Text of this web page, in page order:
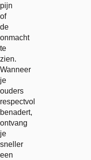
pijn
of
de
onmacht
te
zien.
Wanneer
je
ouders
respectvol
benadert,
ontvang
je
sneller
een